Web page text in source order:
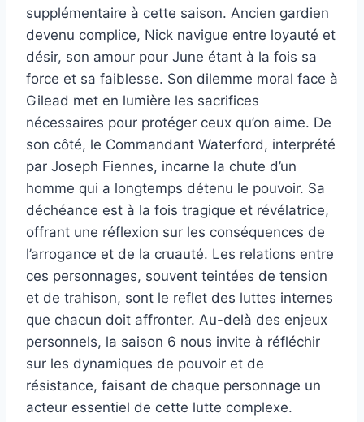
supplémentaire à cette saison. Ancien gardien
devenu complice, Nick navigue entre loyauté et
désir, son amour pour June étant à la fois sa
force et sa faiblesse. Son dilemme moral face à
Gilead met en lumière les sacrifices
nécessaires pour protéger ceux qu’on aime. De
son côté, le Commandant Waterford, interprété
par Joseph Fiennes, incarne la chute d’un
homme qui a longtemps détenu le pouvoir. Sa
déchéance est à la fois tragique et révélatrice,
offrant une réflexion sur les conséquences de
l’arrogance et de la cruauté. Les relations entre
ces personnages, souvent teintées de tension
et de trahison, sont le reflet des luttes internes
que chacun doit affronter. Au-delà des enjeux
personnels, la saison 6 nous invite à réfléchir
sur les dynamiques de pouvoir et de
résistance, faisant de chaque personnage un
acteur essentiel de cette lutte complexe.